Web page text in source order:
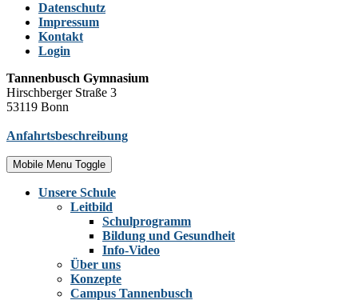
Datenschutz
Impressum
Kontakt
Login
Tannenbusch Gymnasium
Hirschberger Straße 3
53119 Bonn
Anfahrtsbeschreibung
Mobile Menu Toggle
Unsere Schule
Leitbild
Schulprogramm
Bildung und Gesundheit
Info-Video
Über uns
Konzepte
Campus Tannenbusch